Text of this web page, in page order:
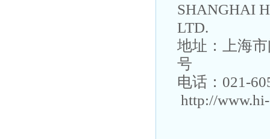
SHANGHAI
LTD.
地址：上海
号
电话：021-
http://